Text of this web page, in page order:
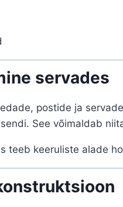
servades
postide ja
See võimaldab
teeb keeruliste alade